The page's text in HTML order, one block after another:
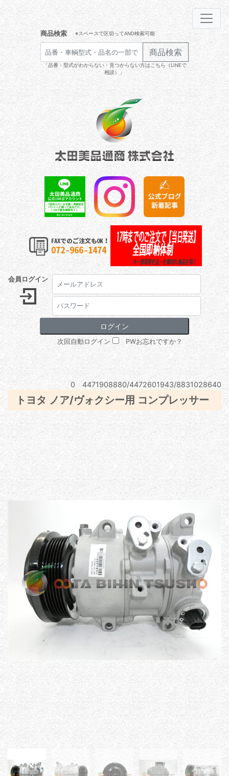
商品検索 ※スペースで区切ってAND検索可能
商品検索
「品番・型式がわからない・見つからない方はこちら（LINEで
相談）」
会員ログイン
次回自動ログイン PWお忘れですか？
0 4471908880/4472601943/8831028640
トヨタ ノア/ヴォクシー用 コンプレッサー